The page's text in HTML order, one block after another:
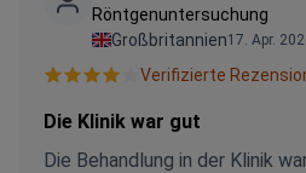
Röntgenuntersuchung
Großbritannien17. Apr.
Verifizierte
Die Klinik war gut
Die Behandlung in der Klinik